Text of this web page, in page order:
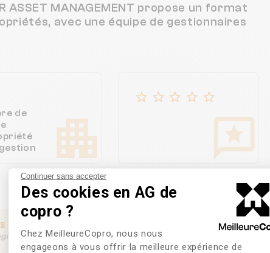
Continuer sans accepter
Des cookies en AG de
copro ?
Plateforme de Gestion du
Chez MeilleureCopro, nous nous
engageons à vous offrir la meilleure expérience de
MANAGEMENT propose un format
avec une équipe de gestionnaires
de
des copropriétés